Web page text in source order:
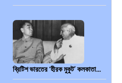
ব্রিটিশ ভারতের ‘হীরক মুকুট’ কলকাতা…